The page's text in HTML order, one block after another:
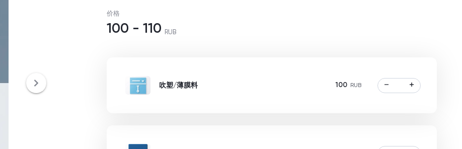
价格
100 - 110 RUB
吹塑/薄膜料 100 RUB